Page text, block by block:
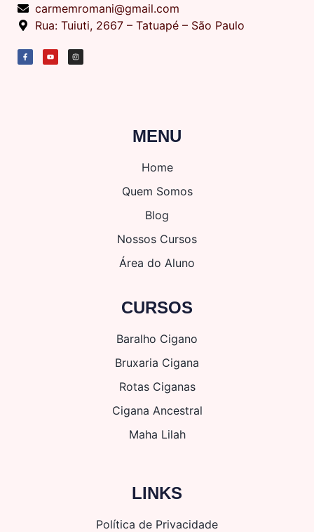
carmemromani@gmail.com
Rua: Tuiuti, 2667 – Tatuapé – São Paulo
MENU
Home
Quem Somos
Blog
Nossos Cursos
Área do Aluno
CURSOS
Baralho Cigano
Bruxaria Cigana
Rotas Ciganas
Cigana Ancestral
Maha Lilah
LINKS
Política de Privacidade